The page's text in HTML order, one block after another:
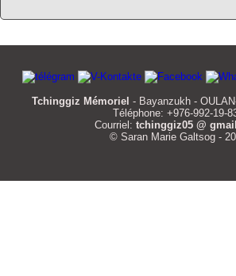
Tchinggiz Mémoriel - Bayanzukh -
Téléphone: +976-992-19-
Courriel: tchinggiz05 @
© Saran Marie Galtsog -